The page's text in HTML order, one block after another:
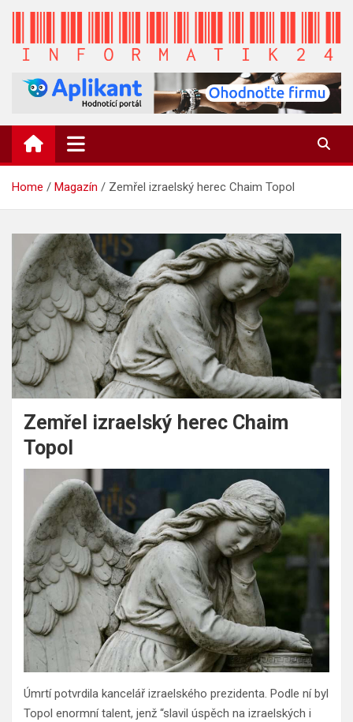
Skip
content
INFORMATIK24.CZ
Zpravodajství informací a novinky
Home Magazín Zemřel izraelský herec Chaim Topol
Zemřel izraelský herec Chaim
Topol
Úmrtí potvrdila kancelář izraelského prezidenta. Podle ní byl
Topol enormní talent, jenž “slavil úspěch na izraelských i